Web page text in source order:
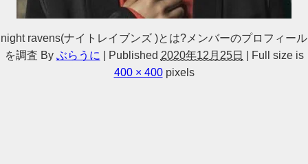
night ravens(ナイトレイブンズ )とは?メンバーのプロフィール
を調査 By ぶらうに Published 2020年12月25日
Full size is
400 × 400pixels